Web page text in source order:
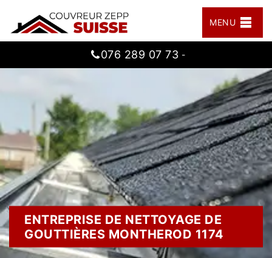
MENU
076 289 07 73 -
ENTREPRISE DE NETTOYAGE DE
GOUTTIÈRES MONTHEROD 1174